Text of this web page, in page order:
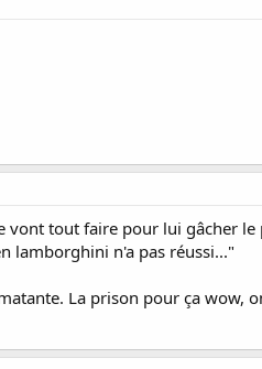
vont tout faire pour lui gâcher
lamborghini n'a pas réussi..."
La prison pour ça wow,